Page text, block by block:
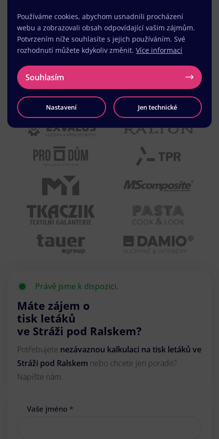
Právě jsme k dispozici.
Máte zájem o
tisk letáků
ve Stráži pod Ralskem?
Potřebujete nezávaznou kalkulaci na tisk letáků ve
Stráži pod Ralskem nebo chcete jen poradit?
Napište nám.
Vaše jméno *
Používáme cookies, abychom usnadnili procházení
webu a zobrazovali obsah odpovídající vašim zájmům.
Potvrzením níže souhlasíte s jejich používáním. Své
rozhodnutí můžete kdykoliv změnit. Více informací
Souhlasím
Nastavení Jen technické